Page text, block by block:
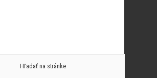
Hľadať na stránke